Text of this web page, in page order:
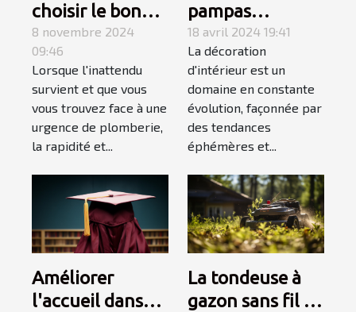
choisir le bon
service de
dépannage en
plomberie
d'urgence
8 novembre 2024
09:46
Lorsque l'inattendu
survient et que vous
vous trouvez face à une
urgence de plomberie,
la rapidité et...
pampas
influencent les
tendances en
décoration
d'intérieur en
2023
18 avril 2024 19:41
La décoration
d'intérieur est un
domaine en constante
évolution, façonnée par
des tendances
éphémères et...
Améliorer
l'accueil dans
La tondeuse à
gazon sans fil :